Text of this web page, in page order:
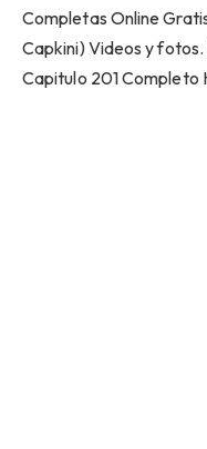
Completas Online
Capkini) Videos y
Capitulo 201 Completo